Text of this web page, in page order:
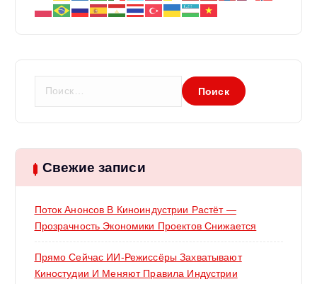
и
: Свежие записи
Поток Анонсов В Киноиндустрии Растёт —
Прозрачность Экономики Проектов Снижается
Прямо Сейчас ИИ-Режиссёры Захватывают
Киностудии И Меняют Правила Индустрии